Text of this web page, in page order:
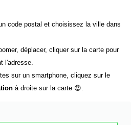
code postal et choisissez la ville dans
déplacer, cliquer sur la carte pour
l'adresse.
sur un smartphone, cliquez sur le
à droite sur la carte 😍.